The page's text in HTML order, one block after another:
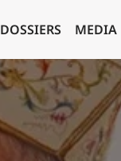
DOSSIERS MEDIA